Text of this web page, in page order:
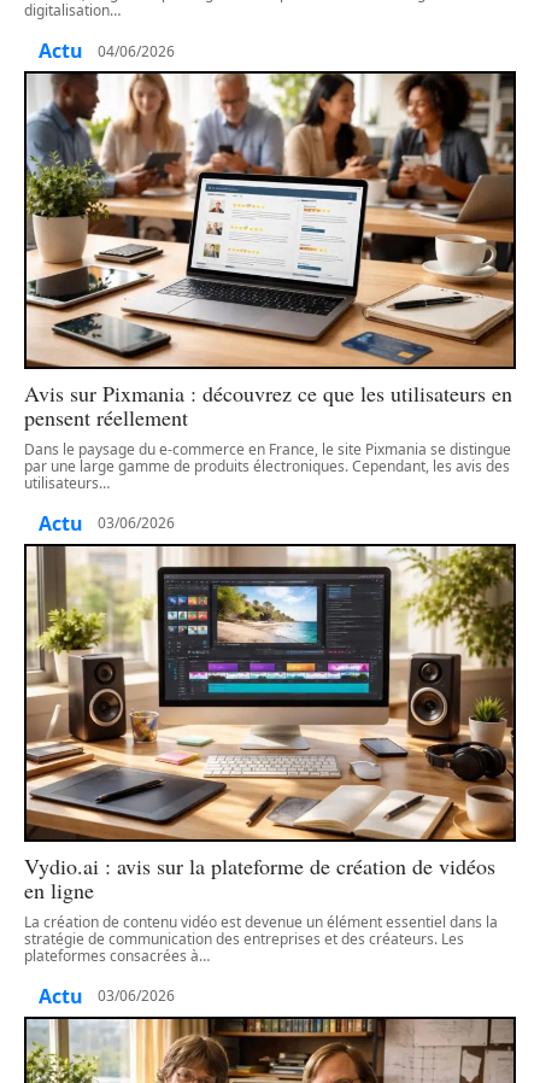
digitalisation…
Actu 04/06/2026
Avis sur Pixmania : découvrez ce que les utilisateurs en
pensent réellement
Dans le paysage du e-commerce en France, le site Pixmania se distingue
par une large gamme de produits électroniques. Cependant, les avis des
utilisateurs…
Actu 03/06/2026
Vydio.ai : avis sur la plateforme de création de vidéos
en ligne
La création de contenu vidéo est devenue un élément essentiel dans la
stratégie de communication des entreprises et des créateurs. Les
plateformes consacrées à…
Actu 03/06/2026